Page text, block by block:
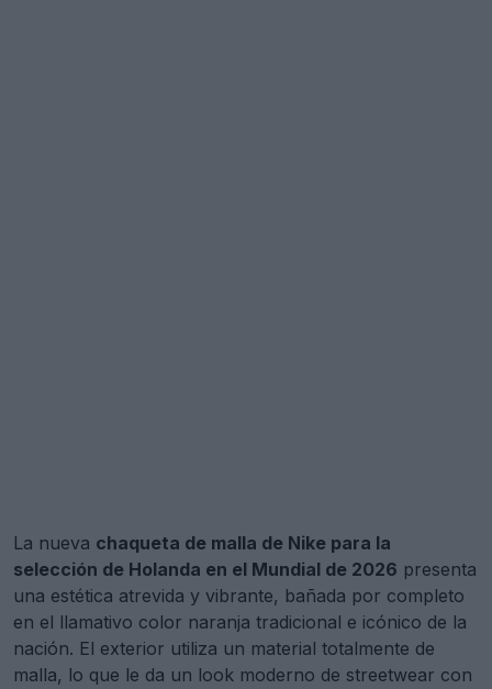
La nueva chaqueta de malla de Nike para la
selección de Holanda en el Mundial de 2026 presenta
una estética atrevida y vibrante, bañada por completo
en el llamativo color naranja tradicional e icónico de la
nación. El exterior utiliza un material totalmente de
malla, lo que le da un look moderno de streetwear con